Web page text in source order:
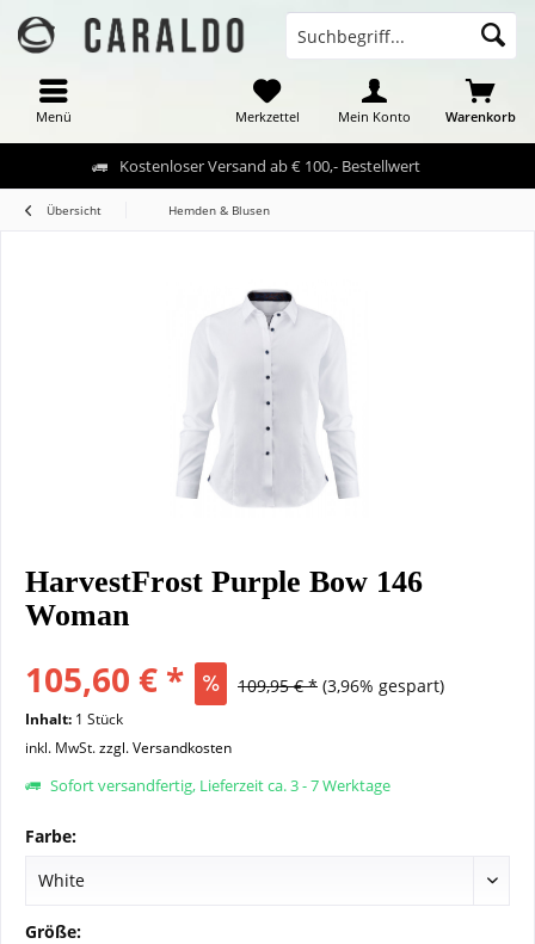
Kostenloser Versand ab € 100,- Bestellwert
Menü Warenkorb
Merkzettel Mein Konto
Übersicht Hemden & Blusen
HarvestFrost Purple Bow 146
Woman
105,60 € * 109,95 € * (3,96% gespart)
Inhalt: 1 Stück
inkl. MwSt.zzgl. Versandkosten
Sofort versandfertig, Lieferzeit ca. 3 - 7 Werktage
Farbe:
Größe: